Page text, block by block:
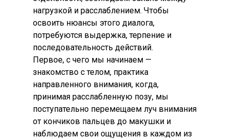
нагрузкой и расслаблением. Чтобы
освоить нюансы этого диалога,
потребуются выдержка, терпение и
последовательность действий.
Первое, с чего мы начинаем —
знакомство с телом, практика
направленного внимания, когда,
принимая расслабленную позу, мы
поступательно перемещаем луч внимания
от кончиков пальцев до макушки и
наблюдаем свои ощущения в каждом из